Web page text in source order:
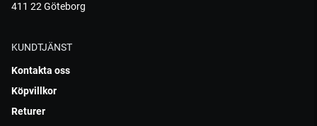
411 22 Göteborg
KUNDTJÄNST
Kontakta oss
Köpvillkor
Returer